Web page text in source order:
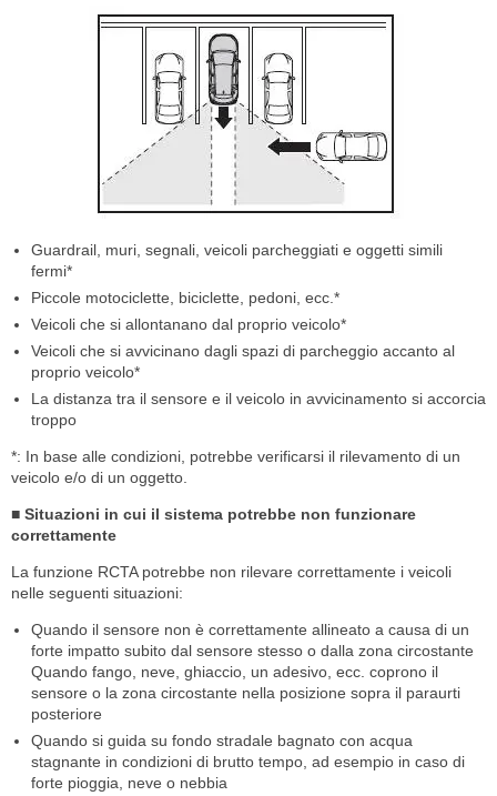
Guardrail, muri, segnali, veicoli parcheggiati e oggetti simili
fermi*
Piccole motociclette, biciclette, pedoni, ecc.*
Veicoli che si allontanano dal proprio veicolo*
Veicoli che si avvicinano dagli spazi di parcheggio accanto al
proprio veicolo*
La distanza tra il sensore e il veicolo in avvicinamento si accorcia
troppo
*: In base alle condizioni, potrebbe verificarsi il rilevamento di un
veicolo e/o di un oggetto.
■ Situazioni in cui il sistema potrebbe non funzionare
correttamente
La funzione RCTA potrebbe non rilevare correttamente i veicoli
nelle seguenti situazioni:
Quando il sensore non è correttamente allineato a causa di un
forte impatto subito dal sensore stesso o dalla zona circostante
Quando fango, neve, ghiaccio, un adesivo, ecc. coprono il
sensore o la zona circostante nella posizione sopra il paraurti
posteriore
Quando si guida su fondo stradale bagnato con acqua
stagnante in condizioni di brutto tempo, ad esempio in caso di
forte pioggia, neve o nebbia